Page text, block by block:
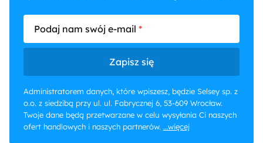
Podaj nam swój e-mail
Zapisz się
Administratorem danych, które wpiszesz, będzie Selsey sp. z
o.o. z siedzibą przy ul. ul. Fabrycznej 6, 53-609 Wrocław.
Twoje dane będą przetwarzane w celu wysyłania Ci naszych
ofert handlowych i naszych partnerów. ...więcej